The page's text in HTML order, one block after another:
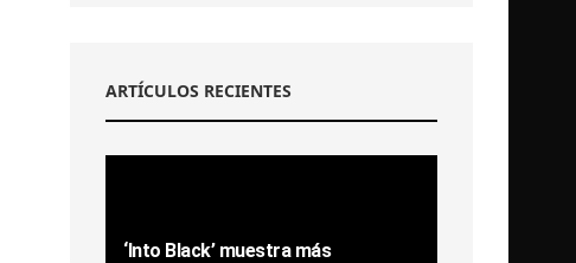
ARTÍCULOS RECIENTES
‘Into Black’ muestra más